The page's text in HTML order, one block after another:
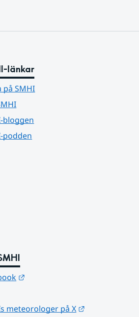
länkar
på SMHI
bloggen
podden
meteorologer på X